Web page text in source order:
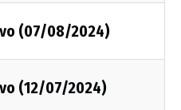
(07/08/2024)
(12/07/2024)